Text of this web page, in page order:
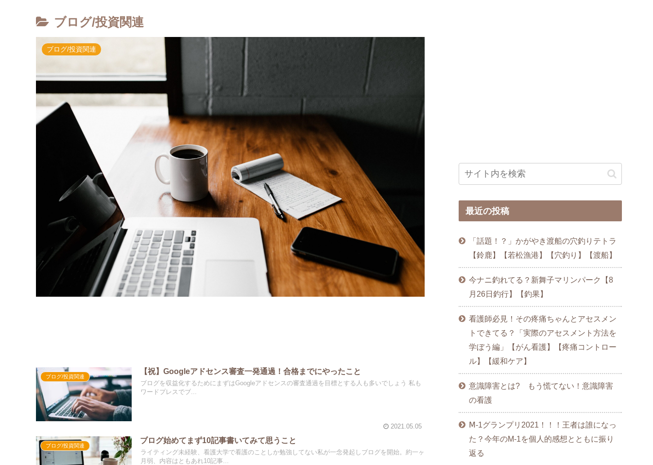
ブログ/投資関連
ブログ/投資関連
ブログ/投資関連
【祝】Googleアドセンス審査一発通過！合格までにやったこと
ブログを収益化するためにまずはGoogleアドセンスの審査通過を目標とする人も多いでしょう 私も
ワードプレスでブ...
2021.05.05
ブログ/投資関連
ブログ始めてまず10記事書いてみて思うこと
ライティング未経験、看護大学で看護のことしか勉強してない私が一念発起しブログを開始。約一ヶ
月弱、内容はともあれ10記事...
最近の投稿
「話題！？」かがやき渡船の穴釣りテトラ
【鈴鹿】【若松漁港】【穴釣り】【渡船】
今ナニ釣れてる？新舞子マリンパーク【8
月26日釣行】【釣果】
看護師必見！その疼痛ちゃんとアセスメン
トできてる？「実際のアセスメント方法を
学ぼう編」【がん看護】【疼痛コントロー
ル】【緩和ケア】
意識障害とは? もう慌てない！意識障害
の看護
Ⅿ-1グランプリ2021！！！王者は誰になっ
た？今年のM-1を個人的感想とともに振り
返る